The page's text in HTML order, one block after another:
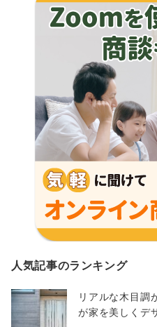
人気記事のランキング
リアルな木目調
が家を美しくデ